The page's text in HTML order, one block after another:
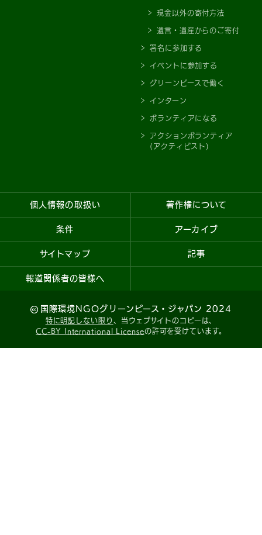
現金以外の寄付方法
遺言・遺産からのご寄付
署名に参加する
イベントに参加する
グリーンピースで働く
インターン
ボランティアになる
アクションボランティア
(アクティビスト)
個人情報の取扱い 著作権について
条件 アーカイブ
サイトマップ 記事
報道関係者の皆様へ
国際環境NGOグリーンピース・ジャパン 2024
特に明記しない限り 、当ウェブサイトのコピーは、
CC-BY International Licenseの許可を受けています。